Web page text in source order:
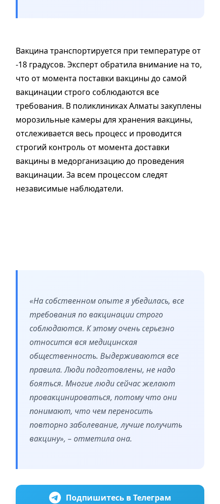
Вакцина транспортируется при температуре от
-18 градусов. Эксперт обратила внимание на то,
что от момента поставки вакцины до самой
вакцинации строго соблюдаются все
требования. В поликлиниках Алматы закуплены
морозильные камеры для хранения вакцины,
отслеживается весь процесс и проводится
строгий контроль от момента доставки
вакцины в медорганизацию до проведения
вакцинации. За всем процессом следят
независимые наблюдатели.
«На собственном опыте я убедилась, все
требования по вакцинации строго
соблюдаются. К этому очень серьезно
относится вся медицинская
общественность. Выдерживаются все
правила. Люди подготовлены, не надо
бояться. Многие люди сейчас желают
провакцинироваться, потому что они
понимают, что чем переносить
повторно заболевание, лучше получить
вакцину», – отметила она.
Подпишитесь в Телеграм